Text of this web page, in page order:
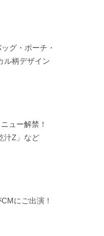
グ・ポーチ・
ル柄デザイン
ュー解禁！
汁Z」など
にご出演！